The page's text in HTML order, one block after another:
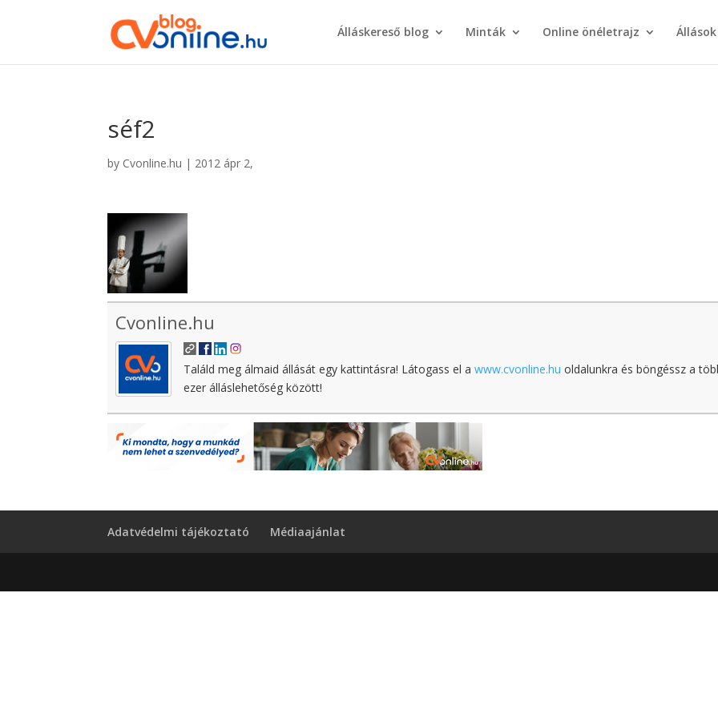
Álláskereső blog Minták Online önéletrajz Állások
séf2
by Cvonline.hu | 2012 ápr 2,
Cvonline.hu
Találd meg álmaid állását egy kattintásra! Látogass el awww.cvonline.hu oldalunkra és böngéssz a
ezer álláslehetőség között!
Adatvédelmi tájékoztató Médiaajánlat